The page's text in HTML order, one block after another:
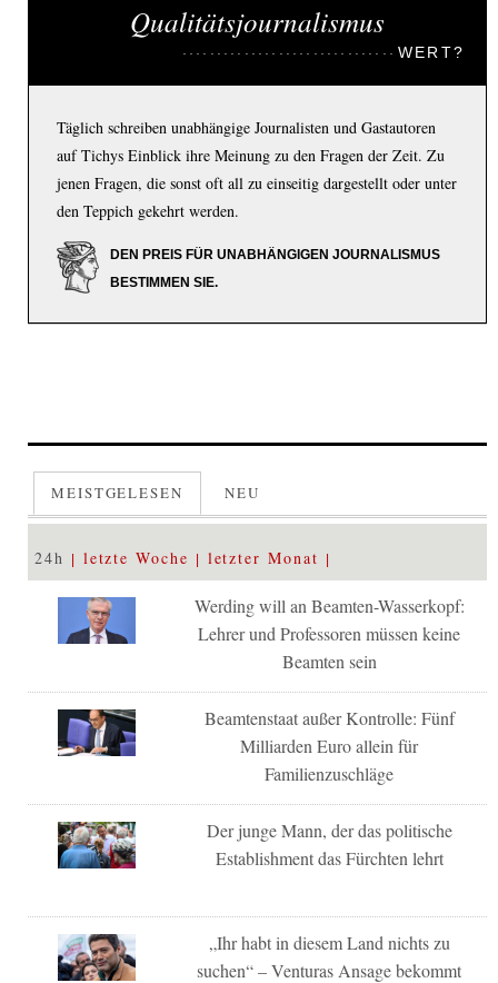
Qualitätsjournalismus
WERT?
Täglich schreiben unabhängige Journalisten und Gastautoren
auf Tichys Einblick ihre Meinung zu den Fragen der Zeit. Zu
jenen Fragen, die sonst oft all zu einseitig dargestellt oder unter
den Teppich gekehrt werden.
DEN PREIS FÜR UNABHÄNGIGEN JOURNALISMUS
BESTIMMEN SIE.
MEISTGELESEN NEU
24h letzte Woche letzter Monat
Werding will an Beamten-Wasserkopf:
Lehrer und Professoren müssen keine
Beamten sein
Beamtenstaat außer Kontrolle: Fünf
Milliarden Euro allein für
Familienzuschläge
Der junge Mann, der das politische
Establishment das Fürchten lehrt
„Ihr habt in diesem Land nichts zu
suchen“ – Venturas Ansage bekommt